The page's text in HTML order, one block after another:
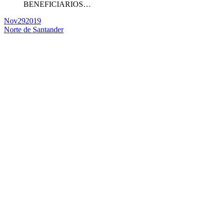
BENEFICIARIOS…
Nov292019
Norte de Santander